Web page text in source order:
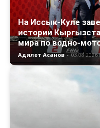
На Иссык-Куле
истории
мира по водно-
Адилет Асанов - 03.08.2026